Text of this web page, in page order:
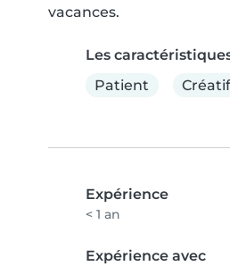
vacances.
Les
Patient
Créatif
Expérience
< 1 an
Expérience avec